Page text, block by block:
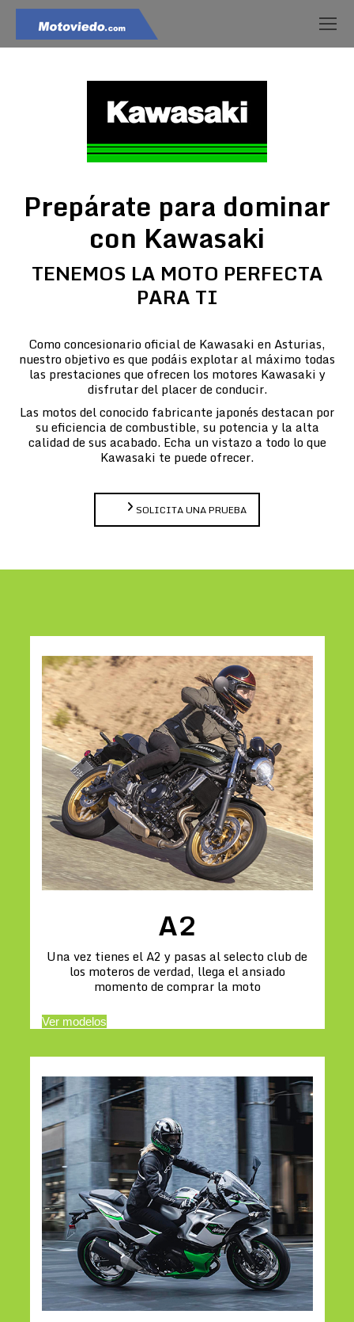
Prepárate para dominar
con Kawasaki
TENEMOS LA MOTO PERFECTA
PARA TI
Como concesionario oficial de Kawasaki en Asturias,
nuestro objetivo es que podáis explotar al máximo todas
las prestaciones que ofrecen los motores Kawasaki y
disfrutar del placer de conducir.
Las motos del conocido fabricante japonés destacan por
su eficiencia de combustible, su potencia y la alta
calidad de sus acabado. Echa un vistazo a todo lo que
Kawasaki te puede ofrecer.
SOLICITA UNA PRUEBA
A2
Una vez tienes el A2 y pasas al selecto club de
los moteros de verdad, llega el ansiado
momento de comprar la moto
Ver modelos